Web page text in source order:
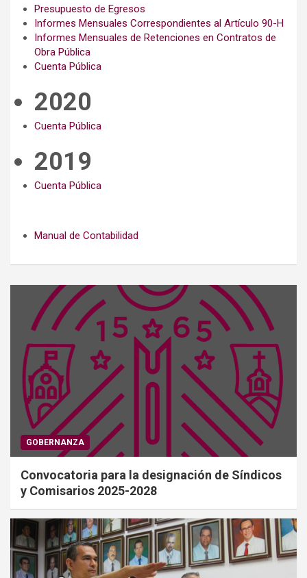
Presupuesto de Egresos
Informes Mensuales Correspondientes al Artículo 90-H
Informes Mensuales de Retenciones en Contratos de
Obra Pública
Cuenta Pública
2020
Cuenta Pública
2019
Cuenta Pública
Manual de Contabilidad
GOBERNANZA
Convocatoria para la designación de Síndicos
y Comisarios 2025-2028